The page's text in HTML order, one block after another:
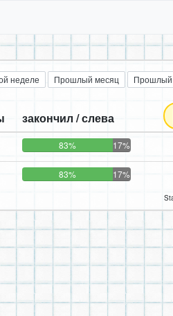
неделе Прошлый месяц Прошлый
закончил / слева
83% 17%
83% 17%